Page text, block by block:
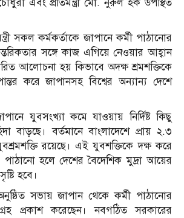
এবং প্রতিমন্ত্রী মো. নুরুল হক উপস্থিত
সকল কর্মকর্তাকে জাপানে কর্মী পাঠানোর
সঙ্গে কাজ এগিয়ে নেওয়ার আহ্বান
আলোচনা হয় কিভাবে অদক্ষ শ্রমশক্তিকে
করে জাপানসহ বিশ্বের অন্যান্য দেশে
যুবসংখ্যা কমে যাওয়ায় নির্দিষ্ট কিছু
বাড়ছে। বর্তমানে বাংলাদেশে প্রায় ২.৩
রয়েছে। এই যুবশক্তিকে দক্ষ করে
পাঠানো হলে দেশের বৈদেশিক মুদ্রা আয়ের
হবে।
অনুষ্ঠিত সভায় জাপান থেকে কর্মী পাঠানোর
প্রকাশ করেছেন। নবগঠিত সরকারের